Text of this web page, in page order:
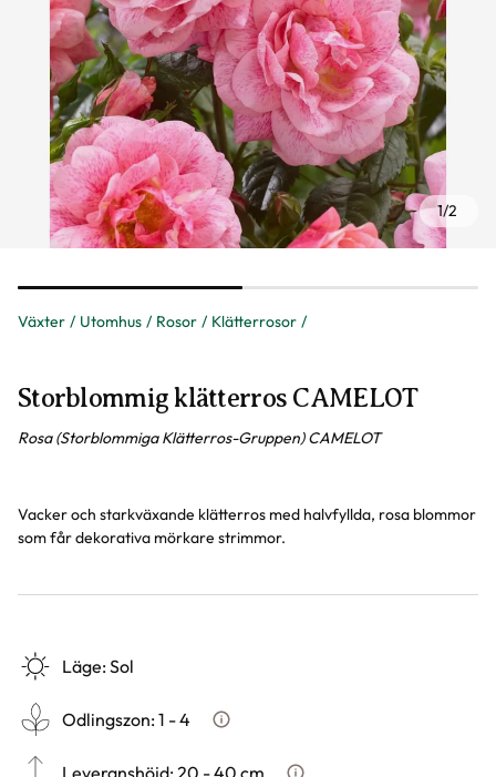
Växter Utomhus Rosor Klätterrosor
1/2
Storblommig klätterros CAMELOT
Rosa (Storblommiga Klätterros-Gruppen) CAMELOT
Vacker och starkväxande klätterros med halvfyllda, rosa blommor
som får dekorativa mörkare strimmor.
Läge:Sol
Odlingszon:1 - 4 Vad är odlingszon?
Leveranshöjd:20 - 40 cm